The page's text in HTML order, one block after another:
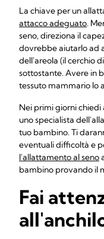
La chiave per un
attacco adeguato.
seno, direziona il
dovrebbe aiutarlo ad
dell'areola (il cerchio
sottostante. Avere in
tessuto mammario lo
Nei primi giorni chiedi
uno specialista
tuo bambino. Ti
eventuali difficoltà e
l'allattamento al seno
bambino provando il
Fai